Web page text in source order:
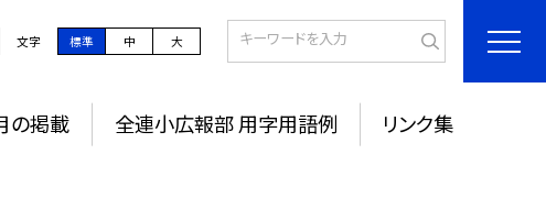
文字 標準 中 大
の掲載 全連小広報部 用字用語例 リンク集